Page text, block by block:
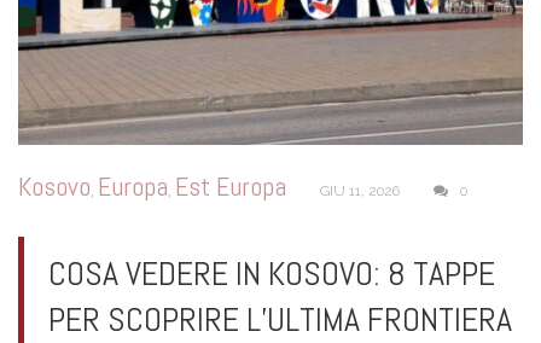
Kosovo, Europa, Est Europa GIU 11, 2026 0
COSA VEDERE IN KOSOVO: 8 TAPPE
PER SCOPRIRE L’ULTIMA FRONTIERA